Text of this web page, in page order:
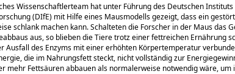
Wissenschaftlerteam hat unter Führung des Deutschen
(DIfE) mit Hilfe eines Mausmodells gezeigt, dass ein
schlank machen kann. Schalteten die Forscher in der Maus das
aus, so blieben die Tiere trotz einer fettreichen Ernährung
Ausfall des Enzyms mit einer erhöhten Körpertemperatur
die im Nahrungsfett steckt, nicht vollständig zur
mehr Fettsäuren abbauen als normalerweise notwendig wäre, um